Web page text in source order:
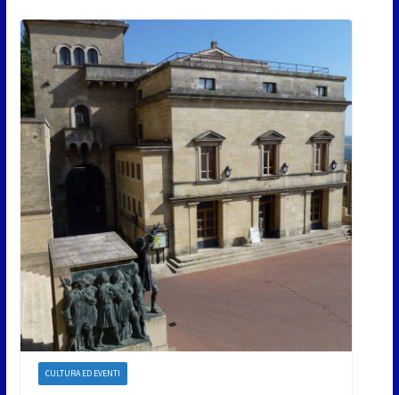
CULTURA ED EVENTI